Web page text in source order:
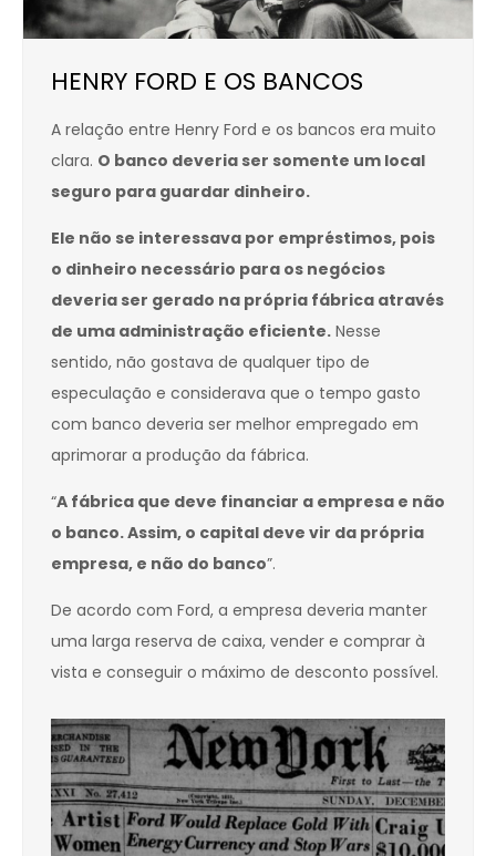
HENRY FORD E OS BANCOS
A relação entre Henry Ford e os bancos era muito
clara. O banco deveria ser somente um local
seguro para guardar dinheiro.
Ele não se interessava por empréstimos, pois
o dinheiro necessário para os negócios
deveria ser gerado na própria fábrica através
de uma administração eficiente. Nesse
sentido, não gostava de qualquer tipo de
especulação e considerava que o tempo gasto
com banco deveria ser melhor empregado em
aprimorar a produção da fábrica.
“A fábrica que deve financiar a empresa e não
o banco. Assim, o capital deve vir da própria
empresa, e não do banco”.
De acordo com Ford, a empresa deveria manter
uma larga reserva de caixa, vender e comprar à
vista e conseguir o máximo de desconto possível.